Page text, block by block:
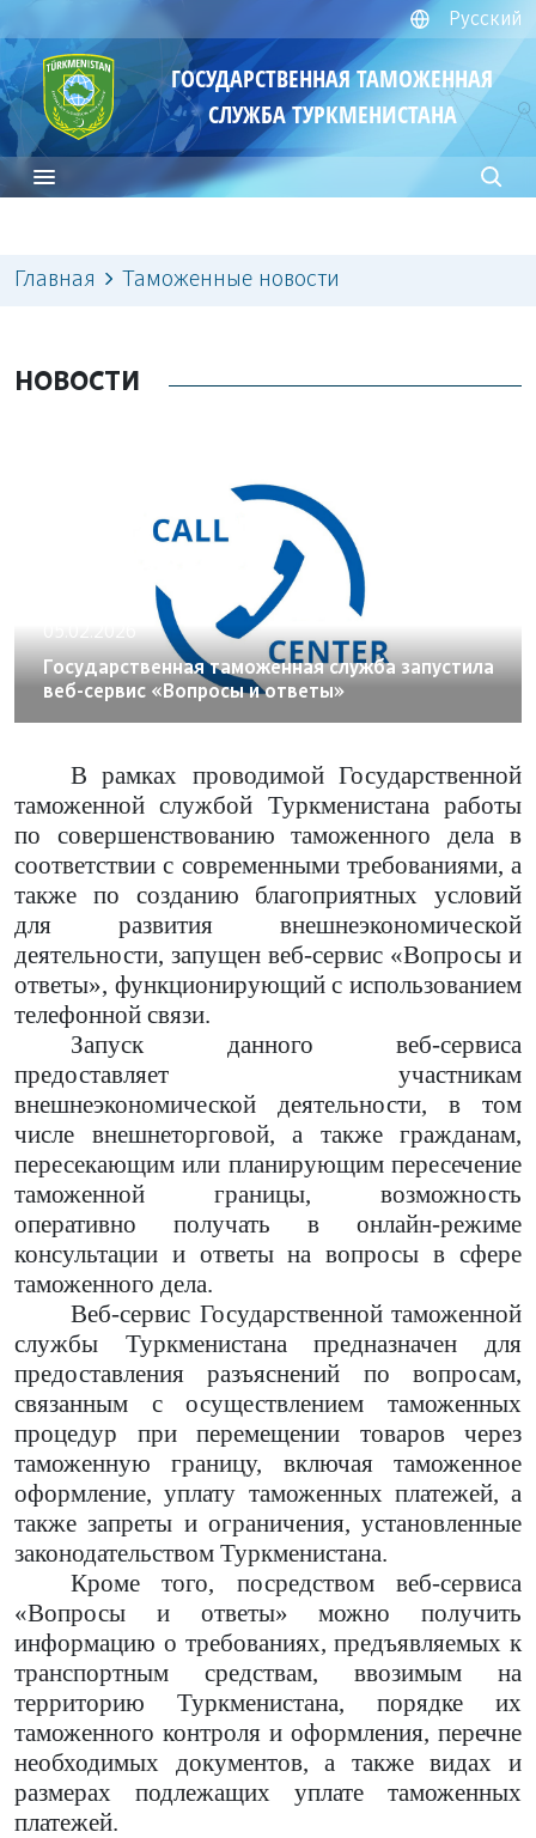
Русский
ГОСУДАРСТВЕННАЯ ТАМОЖЕННАЯ
СЛУЖБА ТУРКМЕНИСТАНА
Главная Таможенные новости
НОВОСТИ
Государственная таможенная служба запустила
веб-сервис «Вопросы и ответы»
В рамках проводимой Государственной
таможенной службой Туркменистана работы
по совершенствованию таможенного дела в
соответствии с современными требованиями, а
также по созданию благоприятных условий
для развития внешнеэкономической
деятельности, запущен веб-сервис «Вопросы и
ответы», функционирующий с использованием
телефонной связи.
Запуск данного веб-сервиса
предоставляет участникам
внешнеэкономической деятельности, в том
числе внешнеторговой, а также гражданам,
пересекающим или планирующим пересечение
таможенной границы, возможность
оперативно получать в онлайн-режиме
консультации и ответы на вопросы в сфере
таможенного дела.
Веб-сервис Государственной таможенной
службы Туркменистана предназначен для
предоставления разъяснений по вопросам,
связанным с осуществлением таможенных
процедур при перемещении товаров через
таможенную границу, включая таможенное
оформление, уплату таможенных платежей, а
также запреты и ограничения, установленные
законодательством Туркменистана.
Кроме того, посредством веб-сервиса
«Вопросы и ответы» можно получить
информацию о требованиях, предъявляемых к
транспортным средствам, ввозимым на
территорию Туркменистана, порядке их
таможенного контроля и оформления, перечне
необходимых документов, а также видах и
размерах подлежащих уплате таможенных
платежей.